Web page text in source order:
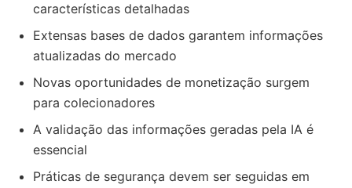
características detalhadas
Extensas bases de dados garantem informações
atualizadas do mercado
Novas oportunidades de monetização surgem
para colecionadores
A validação das informações geradas pela IA é
essencial
Práticas de segurança devem ser seguidas em